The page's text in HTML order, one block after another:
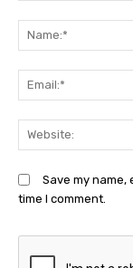
Save my
time I comment.